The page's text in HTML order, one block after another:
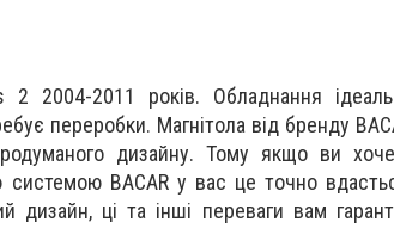
2004-2011 років. Обладнання
переробки. Магнітола від бренду
дизайну. Тому якщо ви
BACAR у вас це точно
дизайн, ці та інші переваги вам